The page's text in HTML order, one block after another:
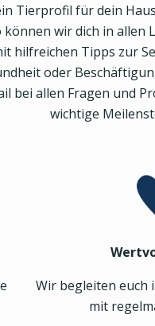
Tierprofil für dein
können wir dich in allen
hilfreichen Tipps zur
oder
bei allen Fragen und
wichtige
Wir begleiten euch
mit